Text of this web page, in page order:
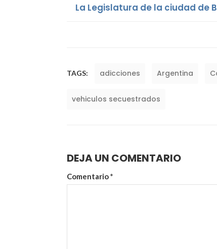
La Legislatura de la ciudad de
TAGS: adicciones Argentina
vehiculos secuestrados
DEJA UN COMENTARIO
Comentario*